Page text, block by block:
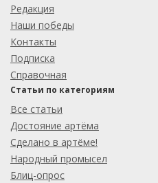
Редакция
Наши победы
Контакты
Подписка
Справочная
Статьи по категориям
Все статьи
Достояние артёма
Сделано в артёме!
Народный промысел
Блиц-опрос